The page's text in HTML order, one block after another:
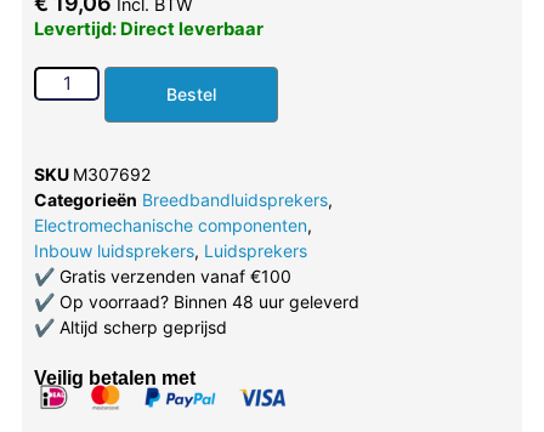
Levertijd: Direct leverbaar
Bestel
SKU M307692
Categorieën Breedbandluidsprekers,
Electromechanische componenten,
Inbouw luidsprekers, Luidsprekers
✔Gratis verzenden vanaf €100
✔Op voorraad? Binnen 48 uur geleverd
✔Altijd scherp geprijsd
Veilig betalen met